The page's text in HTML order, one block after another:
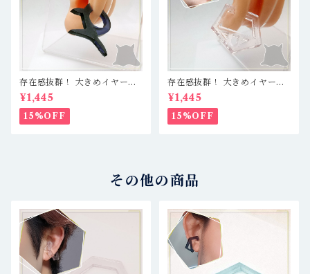
存在感抜群！ 大きめイヤーカ
フ 軽量レジン製で疲れ知らず
☆ クリアブルーブラック／シ
ャーク
¥1,445
15%OFF
存在感抜群！ 大きめイヤーカ
フ 軽量レジン製で疲れ知らず
☆ クリア／仕切あり五角形
¥1,445
15%OFF
その他の商品